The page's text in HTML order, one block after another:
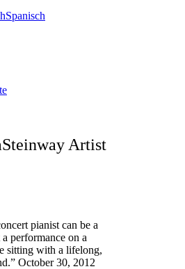
Spanisch
Steinway Artist
pianist can be a
performance on a
sitting with a lifelong,
October 30, 2012